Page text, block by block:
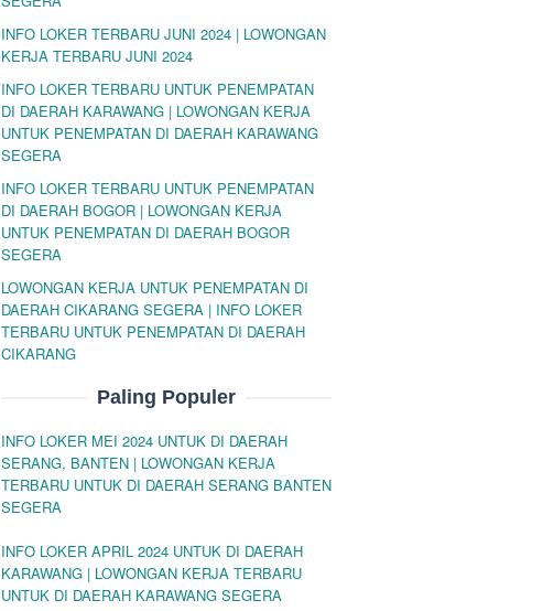
INFO LOKER TERBARU JUNI 2024 | LOWONGAN
KERJA TERBARU JUNI 2024
INFO LOKER TERBARU UNTUK PENEMPATAN
DI DAERAH KARAWANG | LOWONGAN KERJA
UNTUK PENEMPATAN DI DAERAH KARAWANG
SEGERA
INFO LOKER TERBARU UNTUK PENEMPATAN
DI DAERAH BOGOR | LOWONGAN KERJA
UNTUK PENEMPATAN DI DAERAH BOGOR
SEGERA
LOWONGAN KERJA UNTUK PENEMPATAN DI
DAERAH CIKARANG SEGERA | INFO LOKER
TERBARU UNTUK PENEMPATAN DI DAERAH
CIKARANG
Paling Populer
INFO LOKER MEI 2024 UNTUK DI DAERAH
SERANG, BANTEN | LOWONGAN KERJA
TERBARU UNTUK DI DAERAH SERANG BANTEN
SEGERA
INFO LOKER APRIL 2024 UNTUK DI DAERAH
KARAWANG | LOWONGAN KERJA TERBARU
UNTUK DI DAERAH KARAWANG SEGERA